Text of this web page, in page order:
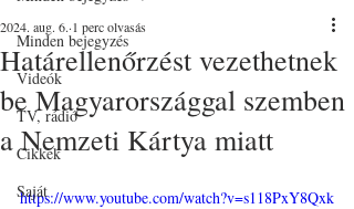
Minden bejegyzés
Videók
TV, rádió
Cikkek
Saját
Határellenőrzést vezethetnek
be Magyarországgal szemben
a Nemzeti Kártya miatt
2024. aug. 6. 1 perc olvasás
https://www.youtube.com/watch?v=s118PxY8Qxk